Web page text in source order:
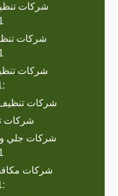
شركات
شركات
شركات
:0501640311
شركات تنظيف
شركات
شركات جلي
شركات
:0501640311